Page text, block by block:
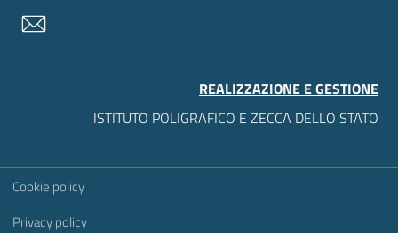
REALIZZAZIONE E GESTIONE
ISTITUTO POLIGRAFICO E ZECCA DELLO STATO
Sezione Link Utili
Cookie policy
Privacy policy